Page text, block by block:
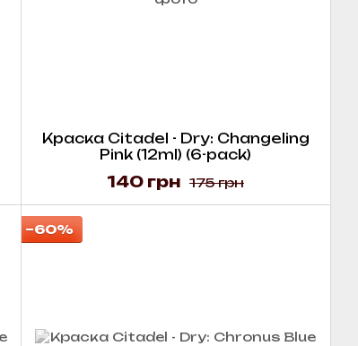
Краска Citadel - Dry: Changeling
Pink (12ml) (6-pack)
175 грн
140 грн
−60%